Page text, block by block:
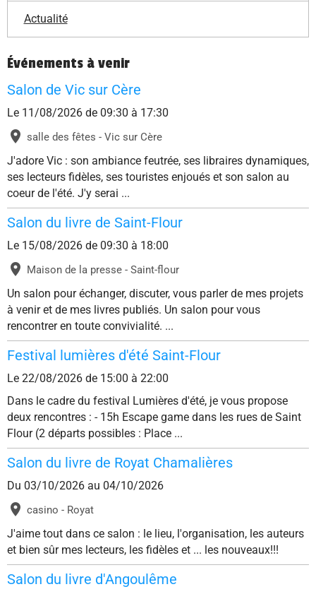
Actualité
Événements à venir
Salon de Vic sur Cère
Le 11/08/2026 de 09:30 à 17:30
salle des fêtes - Vic sur Cère
J'adore Vic : son ambiance feutrée, ses libraires dynamiques,
ses lecteurs fidèles, ses touristes enjoués et son salon au
coeur de l'été. J'y serai ...
Salon du livre de Saint-Flour
Le 15/08/2026 de 09:30 à 18:00
Maison de la presse - Saint-flour
Un salon pour échanger, discuter, vous parler de mes projets
à venir et de mes livres publiés. Un salon pour vous
rencontrer en toute convivialité. ...
Festival lumières d'été Saint-Flour
Le 22/08/2026 de 15:00 à 22:00
Dans le cadre du festival Lumières d'été, je vous propose
deux rencontres : - 15h Escape game dans les rues de Saint
Flour (2 départs possibles : Place ...
Salon du livre de Royat Chamalières
Du 03/10/2026 au 04/10/2026
casino - Royat
J'aime tout dans ce salon : le lieu, l'organisation, les auteurs
et bien sûr mes lecteurs, les fidèles et ... les nouveaux!!!
Salon du livre d'Angoulême